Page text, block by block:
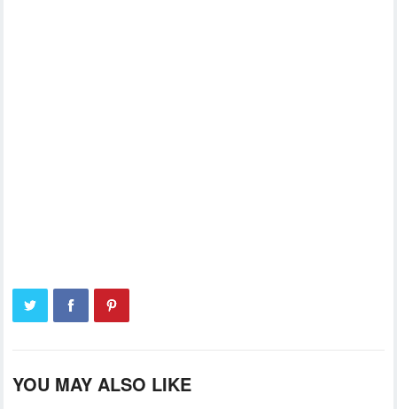
YOU MAY ALSO LIKE